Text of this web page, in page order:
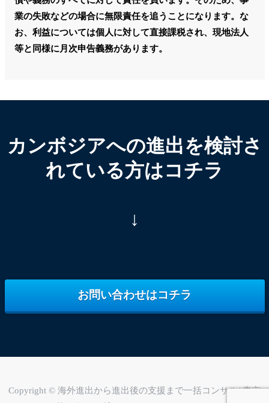
業の失敗などの場合に無限責任を追うことになります。な
お、利益については個人に対して直接課税され、現地法人
等と同様に月次申告義務があります。
カンボジアへの進出を検討さ
れている方はコチラ
↓
お問い合わせはコチラ
Copyright © 海外進出から進出後の支援まで一括コンサル/ 東京